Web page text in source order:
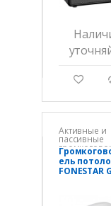
g
Активные и
пассивные
и
ель
FONESTAR